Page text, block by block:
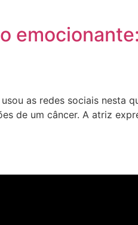
emocionante:
as redes sociais nesta
de um câncer. A atriz